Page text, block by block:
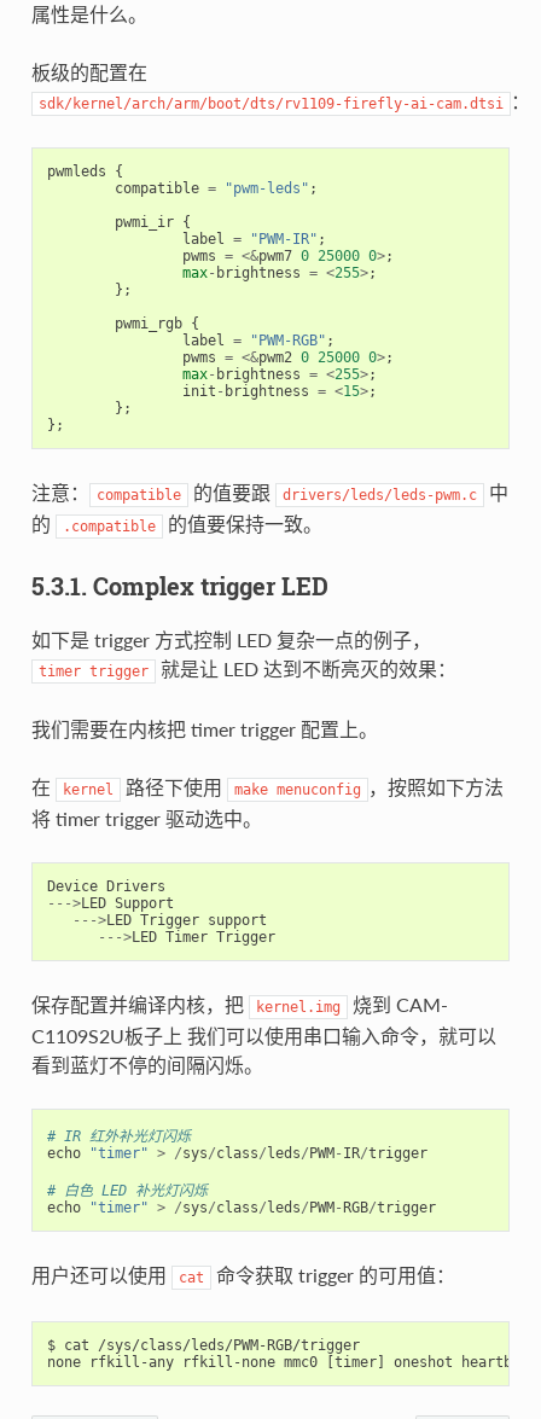
属性是什么。
板级的配置在
sdk/kernel/arch/arm/boot/dts/rv1109-firefly-ai-cam.dtsi ：
pwmleds
{
compatible = "pwm-leds" ;
pwmi_ir {
label
= "PWM-IR" ;
pwms = <&pwm7 0 25000 0>;
max- brightness = <255>;
};
pwmi_rgb {
label
= "PWM-RGB" ;
pwms = <&pwm2 0 25000 0>;
max- brightness = <255>;
init - brightness = <15>;
};
};
注意： compatible 的值要跟 drivers/leds/leds-pwm.c
中
的
.compatible 的值要保持一致。
5.3.1. Complex trigger LED
如下是 trigger 方式控制 LED 复杂一点的例子，
timer trigger 就是让 LED 达到不断亮灭的效果：
我们需要在内核把 timer trigger 配置上。
在 kernel 路径下使用 make menuconfig
，按照如下方法
将 timer trigger 驱动选中。
Device Drivers
--->LED Support
--->LED Trigger support
--->LED Timer Trigger
保存配置并编译内核，把 kernel.img
烧到 CAM-
C1109S2U板子上 我们可以使用串口输入命令，就可以
看到蓝灯不停的间隔闪烁。
# IR 红外补光灯闪烁
echo
"timer" > /sys/class/leds/PWM- IR/trigger
# 白色 LED 补光灯闪烁
echo
"timer" > /sys/class/leds/PWM-RGB/trigger
用户还可以使用 cat 命令获取 trigger 的可用值：
$ cat /sys/class/leds/PWM-RGB/trigger